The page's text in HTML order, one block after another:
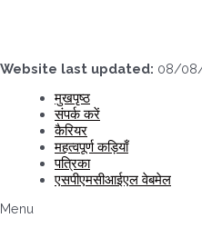
Website last updated: 08/
मुखपृष्ठ
संपर्क करें
कैरियर
महत्वपूर्ण कड़ियाँ
पत्रिका
एसपीएमसीआईएल वेबमेल
Menu